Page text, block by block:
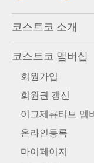
코스트코 소개
코스트코 멤버십
회원가입
회원권 갱신
이그제큐티브 멤
온라인등록
마이페이지